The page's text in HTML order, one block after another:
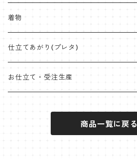
九寸名古屋
首里織
博多織
ミンサー
桐生織 ※ポリエステル含む
角帯
オリジナル角帯
兵児帯(仕立て上がり)
袋帯
ラタンハンドル
ワイドサイズ
クラッチバッグ
着物
片貝木綿
小千谷縮
仕立てあがり(プレタ)
帯
お仕立て・受注生産
商品一覧に戻る